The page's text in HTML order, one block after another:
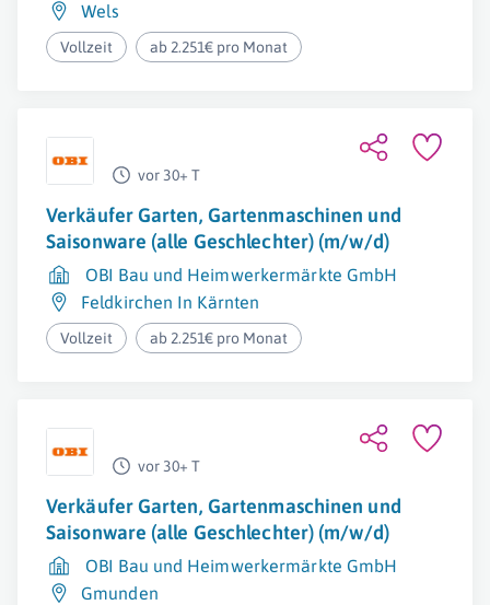
Wels
Vollzeit ab 2.251€ pro Monat
vor 30+ T
Verkäufer Garten, Gartenmaschinen und
Saisonware (alle Geschlechter) (m/w/d)
OBI Bau und Heimwerkermärkte GmbH
Feldkirchen In Kärnten
Vollzeit ab 2.251€ pro Monat
vor 30+ T
Verkäufer Garten, Gartenmaschinen und
Saisonware (alle Geschlechter) (m/w/d)
OBI Bau und Heimwerkermärkte GmbH
Gmunden